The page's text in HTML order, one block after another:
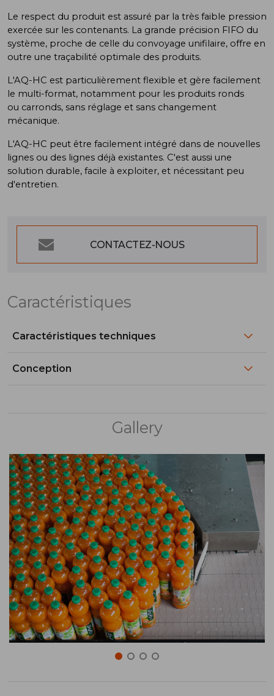
Le respect du produit est assuré par la très faible pression
exercée sur les contenants. La grande précision FIFO du
système, proche de celle du convoyage unifilaire, offre en
outre une traçabilité optimale des produits.
L'AQ-HC est particulièrement flexible et gère facilement
le multi-format, notamment pour les produits ronds
ou carronds, sans réglage et sans changement
mécanique.
L'AQ-HC peut être facilement intégré dans de nouvelles
lignes ou des lignes déjà existantes. C'est aussi une
solution durable, facile à exploiter, et nécessitant peu
d'entretien.
CONTACTEZ-NOUS
Caractéristiques
Caractéristiques techniques
Conception
Gallery